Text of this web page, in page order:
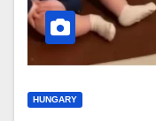
HUNGARY